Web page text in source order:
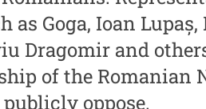
Alte
autor
as Goga, Ioan
Dragomir and
of the Romanian
oppose.